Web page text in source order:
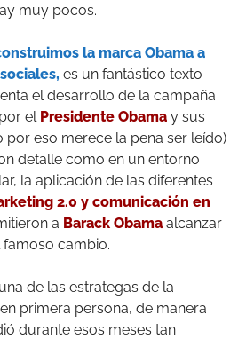
muy pocos.
la marca Obama a
es un fantástico texto
el desarrollo de la campaña
el Presidente Obama y sus
por eso merece la pena ser leído)
detalle como en un entorno
la aplicación de las diferentes
2.0 y comunicación en
a Barack Obama alcanzar
cambio.
de las estrategas de la
primera persona, de manera
durante esos meses tan